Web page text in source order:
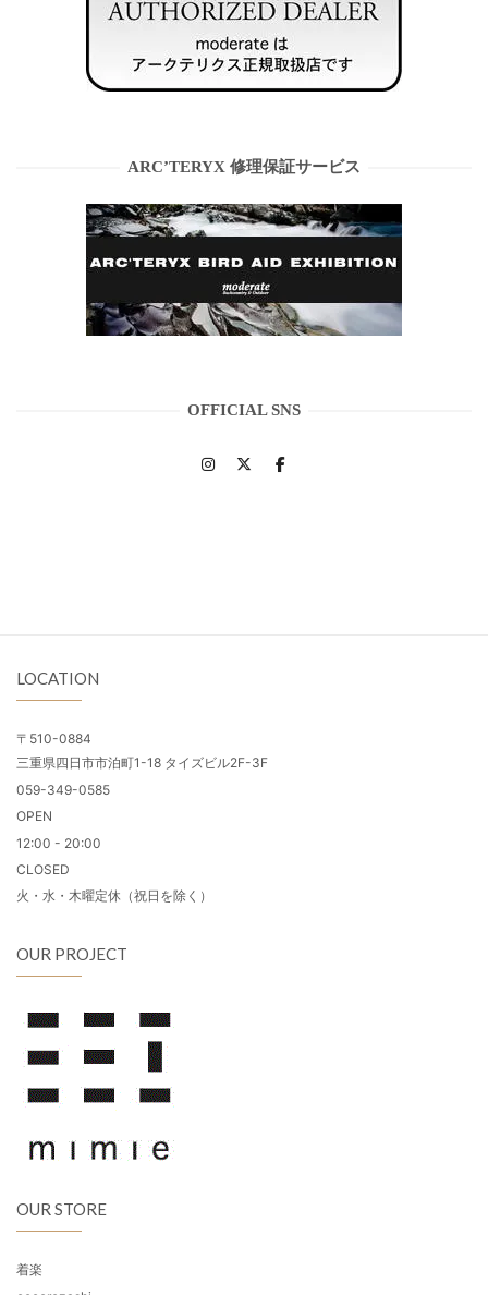
ARC’TERYX 修理保証サービス
OFFICIAL SNS
LOCATION
〒510-0884
三重県四日市市泊町1-18 タイズビル2F-3F
059-349-0585
OPEN
12:00 - 20:00
CLOSED
火・水・木曜定休（祝日を除く）
OUR PROJECT
OUR STORE
着楽